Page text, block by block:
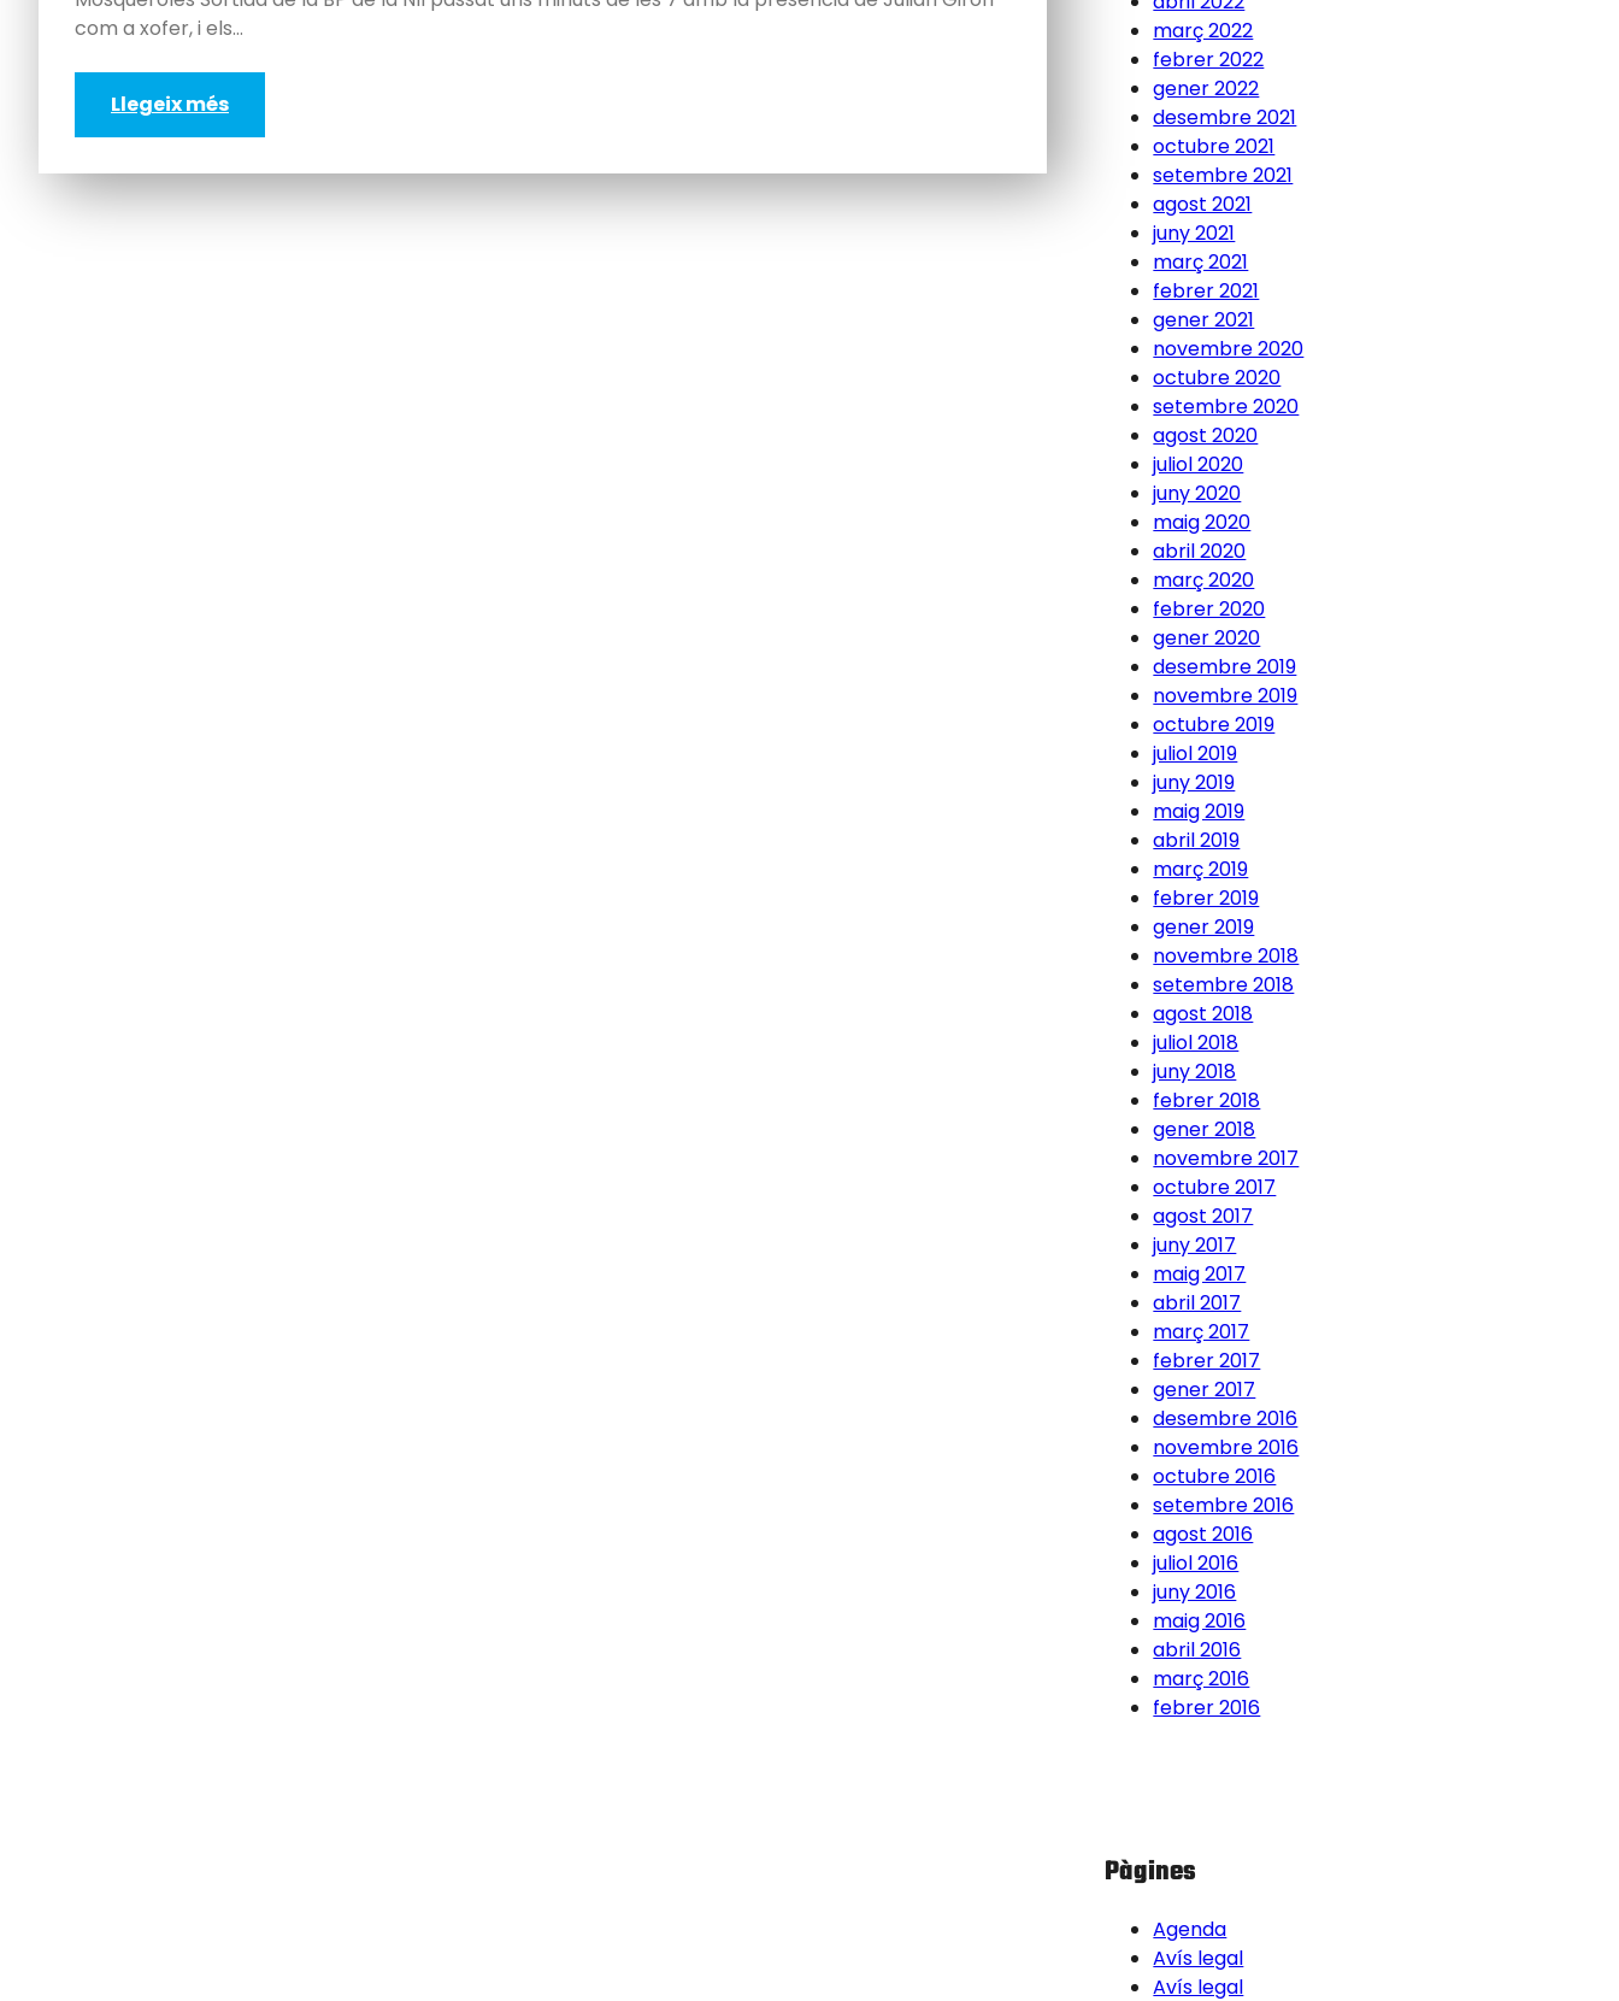
com a xofer, i els…
Llegeix més
març 2022
febrer 2022
gener 2022
desembre 2021
octubre 2021
setembre 2021
agost 2021
juny 2021
març 2021
febrer 2021
gener 2021
novembre 2020
octubre 2020
setembre 2020
agost 2020
juliol 2020
juny 2020
maig 2020
abril 2020
març 2020
febrer 2020
gener 2020
desembre 2019
novembre 2019
octubre 2019
juliol 2019
juny 2019
maig 2019
abril 2019
març 2019
febrer 2019
gener 2019
novembre 2018
setembre 2018
agost 2018
juliol 2018
juny 2018
febrer 2018
gener 2018
novembre 2017
octubre 2017
agost 2017
juny 2017
maig 2017
abril 2017
març 2017
febrer 2017
gener 2017
desembre 2016
novembre 2016
octubre 2016
setembre 2016
agost 2016
juliol 2016
juny 2016
maig 2016
abril 2016
març 2016
febrer 2016
Pàgines
Agenda
Avís legal
Avís legal